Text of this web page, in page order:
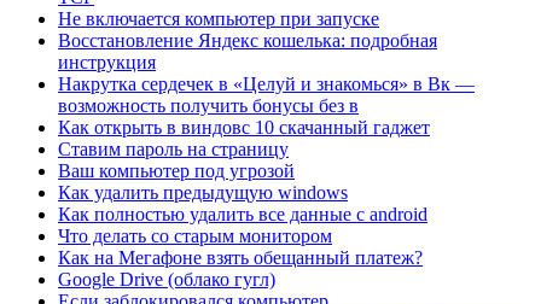
Не включается компьютер при запуске
Восстановление Яндекс кошелька: подробная
инструкция
Накрутка сердечек в «Целуй и знакомься» в Вк —
возможность получить бонусы без в
Как открыть в виндовс 10 скачанный гаджет
Ставим пароль на страницу
Ваш компьютер под угрозой
Как удалить предыдущую windows
Как полностью удалить все данные с android
Что делать со старым монитором
Как на Мегафоне взять обещанный платеж?
Google Drive (облако гугл)